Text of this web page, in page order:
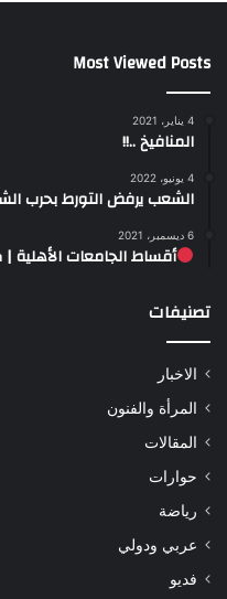
Most Viewed Posts
4 يناير، 2021
المنافيخ ..!!
4 يونيو، 2022
الشعب يرفض التورط بحرب
6 ديسمبر، 2021
أقساط الجامعات الأهلية
تصنيفات
الاخبار
المرأة والفنون
المقالات
حوارات
رياضة
عربي ودولي
فديو